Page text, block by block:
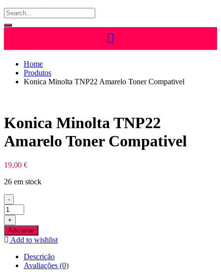
Home
Produtos
Konica Minolta TNP22 Amarelo Toner Compativel
Konica Minolta TNP22
Amarelo Toner Compativel
19,00 €
26 em stock
-
Quantidade
de
Konica
Minolta
TNP22
Amarelo
Compativel
+
Adicionar
Add to wishlist
Descrição
Avaliações (0)